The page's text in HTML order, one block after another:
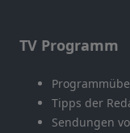
TV Programm
Tipps der
Sendungen